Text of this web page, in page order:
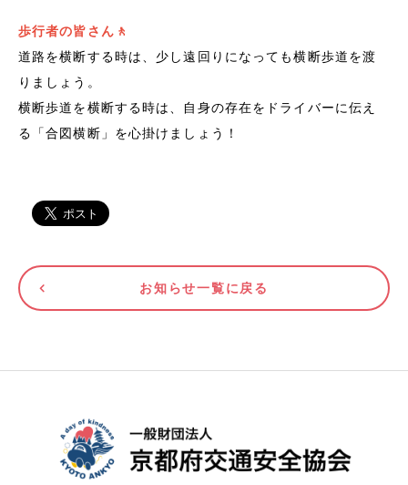
歩行者の皆さん🚶
道路を横断する時は、少し遠回りになっても横断歩道を渡
りましょう。
横断歩道を横断する時は、自身の存在をドライバーに伝え
る「合図横断」を心掛けましょう！
お知らせ一覧に戻る